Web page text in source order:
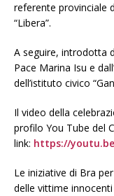
referente provinciale
“Libera”.
A seguire, introdotta
Pace Marina Isu e
dell’istituto civico
Il video della
profilo You Tube del
link: https://
Le iniziative di Bra
delle vittime